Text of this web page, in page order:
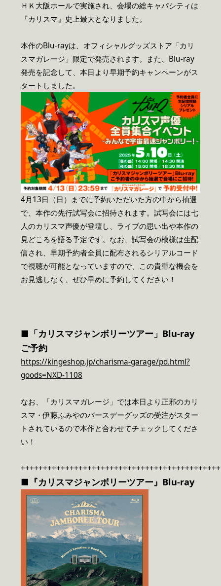
ＨＫ大阪ホールで実施され、会場の総キャパシティは
『カリスマ』史上最大となりました。
本作のBlu-rayは、オフィシャルグッズストア「カリ
スマガレージ」限定で発売されます。また、Blu-ray
発売を記念して、本日より早期予約キャンペーンがス
タートしました。
4月13日（日）までに予約いただいた方の中から抽選
で、本作の先行試写会に招待されます。試写会には七
人のカリスマ声優が登壇し、ライブの思い出や本作の
見どころを語る予定です。なお、試写会の模様は生配
信され、早期予約者全員に配布されるシリアルコード
で視聴が可能となっていますので、この貴重な機会を
お見逃しなく、ぜひ早めに予約してください！
■「カリスマジャンボリーツアー」Blu-ray
ご予約
https://kingeshop.jp/charisma-garage/pd.html?
goods=NXD-1108
なお、「カリスマガレージ」では本日より正邪のカリ
スマ・伊藤ふみやのバースデーグッズの受注がスター
トされているので本作と合わせてチェックしてくださ
い！
■『カリスマジャンボリーツアー』Blu-ray